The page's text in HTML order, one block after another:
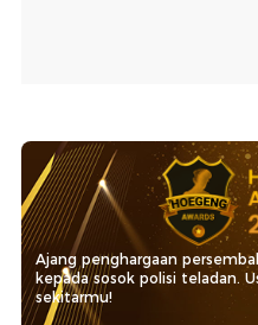
Ajang penghargaan
kepada sosok polisi teladan.
sekitarmu!